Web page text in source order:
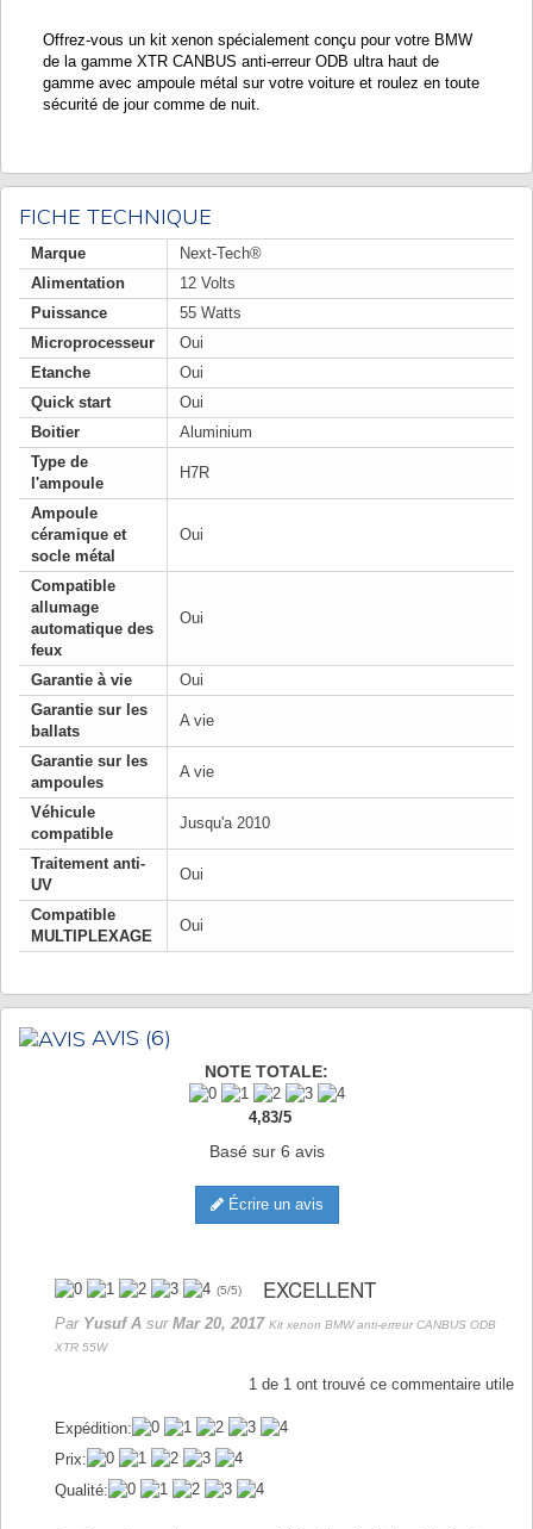
Offrez-vous un kit xenon spécialement conçu pour votre BMW
de la gamme XTR CANBUS anti-erreur ODB ultra haut de
gamme avec ampoule métal sur votre voiture et roulez en toute
sécurité de jour comme de nuit.
FICHE TECHNIQUE
Marque
Next-Tech®
Alimentation
12 Volts
Puissance
55 Watts
Microprocesseur
Oui
Etanche
Oui
Quick start
Oui
Boitier
Aluminium
Type de
l'ampoule
H7R
Ampoule
céramique et
socle métal
Oui
Compatible
allumage
automatique des
feux
Oui
Garantie à vie
Oui
Garantie sur les
ballats
A vie
Garantie sur les
ampoules
A vie
Véhicule
compatible
Jusqu'a 2010
Traitement anti-
UV
Oui
Compatible
MULTIPLEXAGE
Oui
AVIS (6)
NOTE TOTALE:
4,83/5
Basé sur 6 avis
Écrire un avis
(5/5) EXCELLENT
Par Yusuf A sur Mar 20, 2017 Kit xenon BMW anti-erreur CANBUS ODB
XTR 55W
1 de 1 ont trouvé ce commentaire utile
Expédition:
Prix:
Qualité: